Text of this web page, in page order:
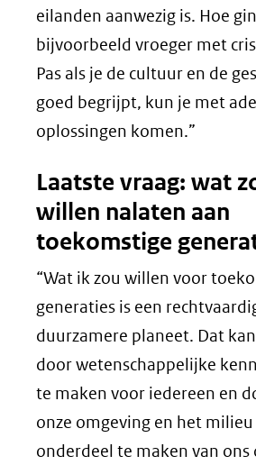
eilanden aanwezig is. Hoe
bijvoorbeeld vroeger met
Pas als je de cultuur en de
goed begrijpt, kun je met
oplossingen komen.”
Laatste vraag: wat
willen nalaten aan
toekomstige
“Wat ik zou willen voor
generaties is een
duurzamere planeet. Dat
door wetenschappelijke
te maken voor iedereen en
onze omgeving en het
onderdeel te maken van ons